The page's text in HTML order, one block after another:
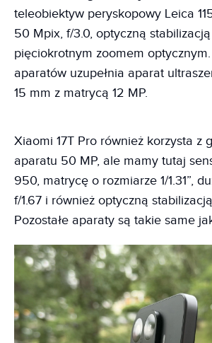
teleobiektyw peryskopowy Leica
50 Mpix, f/3.0, optyczną
pięciokrotnym zoomem
aparatów uzupełnia aparat
15 mm z matrycą 12 MP.
Xiaomi 17T Pro również korzysta z
aparatu 50 MP, ale mamy tutaj
950, matrycę o rozmiarze 1/1.31”,
f/1.67 i również optyczną
Pozostałe aparaty są takie same